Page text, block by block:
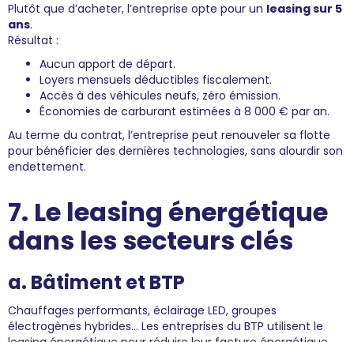
Plutôt que d’acheter, l’entreprise opte pour un leasing sur 5
ans.
Résultat :
Aucun apport de départ.
Loyers mensuels déductibles fiscalement.
Accès à des véhicules neufs, zéro émission.
Économies de carburant estimées à 8 000 € par an.
Au terme du contrat, l’entreprise peut renouveler sa flotte
pour bénéficier des dernières technologies, sans alourdir son
endettement.
7. Le leasing énergétique
dans les secteurs clés
a. Bâtiment et BTP
Chauffages performants, éclairage LED, groupes
électrogènes hybrides… Les entreprises du BTP utilisent le